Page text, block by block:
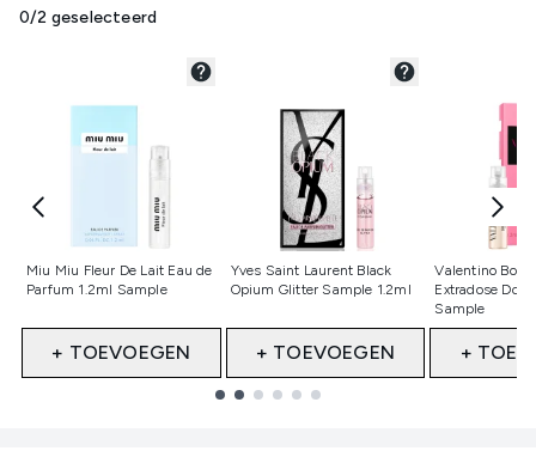
0/2 geselecteerd
Miu Miu Fleur De Lait Eau de
Parfum 1.2ml Sample
Niet geselecteerd
+ TOEVOEGEN
Yves Saint Laurent Black
Opium Glitter Sample 1.2ml
Niet geselecteerd
+ TOEVOEGEN
Valentino Born
Extradose
Sample
Niet
+